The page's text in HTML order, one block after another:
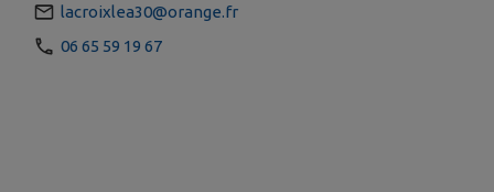
lacroixlea30@orange.fr
06 65 59 19 67